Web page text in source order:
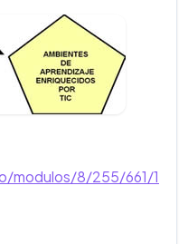
modulos/8/255/661/1